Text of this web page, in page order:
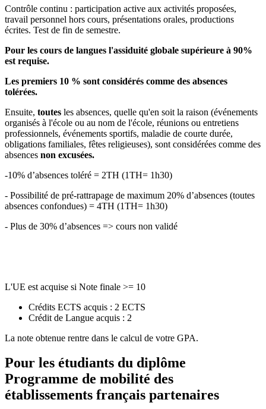
Contrôle continu : participation active aux activités proposées,
travail personnel hors cours, présentations orales, productions
écrites. Test de fin de semestre.
Pour les cours de langues l'assiduité globale supérieure à 90%
est requise.
Les premiers 10 % sont considérés comme des absences
tolérées.
Ensuite, toutes les absences, quelle qu'en soit la raison (événements
organisés à l'école ou au nom de l'école, réunions ou entretiens
professionnels, événements sportifs, maladie de courte durée,
obligations familiales, fêtes religieuses), sont considérées comme des
absences non excusées.
-10% d’absences toléré = 2TH (1TH= 1h30)
- Possibilité de pré-rattrapage de maximum 20% d’absences (toutes
absences confondues) = 4TH (1TH= 1h30)
- Plus de 30% d’absences => cours non validé
L'UE est acquise si Note finale >= 10
Crédits ECTS acquis : 2 ECTS
Crédit de Langue acquis : 2
La note obtenue rentre dans le calcul de votre GPA.
Pour les étudiants du diplôme
Programme de mobilité des
établissements français partenaires